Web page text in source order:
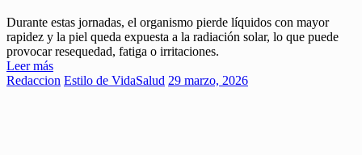
Durante estas jornadas, el organismo pierde líquidos con mayor
rapidez y la piel queda expuesta a la radiación solar, lo que puede
provocar resequedad, fatiga o irritaciones.
Leer más
Redaccion Estilo de VidaSalud 29 marzo, 2026